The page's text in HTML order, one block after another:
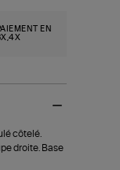
EN
côtelé.
droite. Base